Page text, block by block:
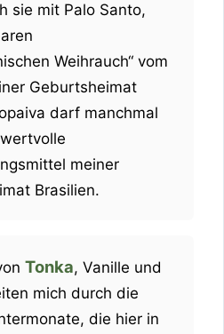
sie mit Palo Santo,
Weihrauch“ vom
Geburtsheimat
darf manchmal
meiner
Brasilien.
Tonka, Vanille und
mich durch die
die hier in